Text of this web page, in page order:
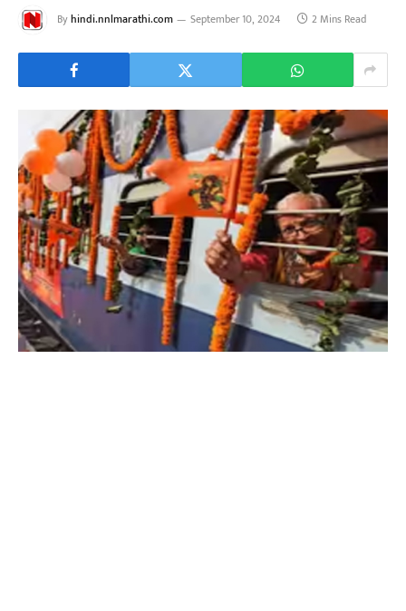
Byhindi.nnlmarathi.com September 10, 2024 2 Mins Read